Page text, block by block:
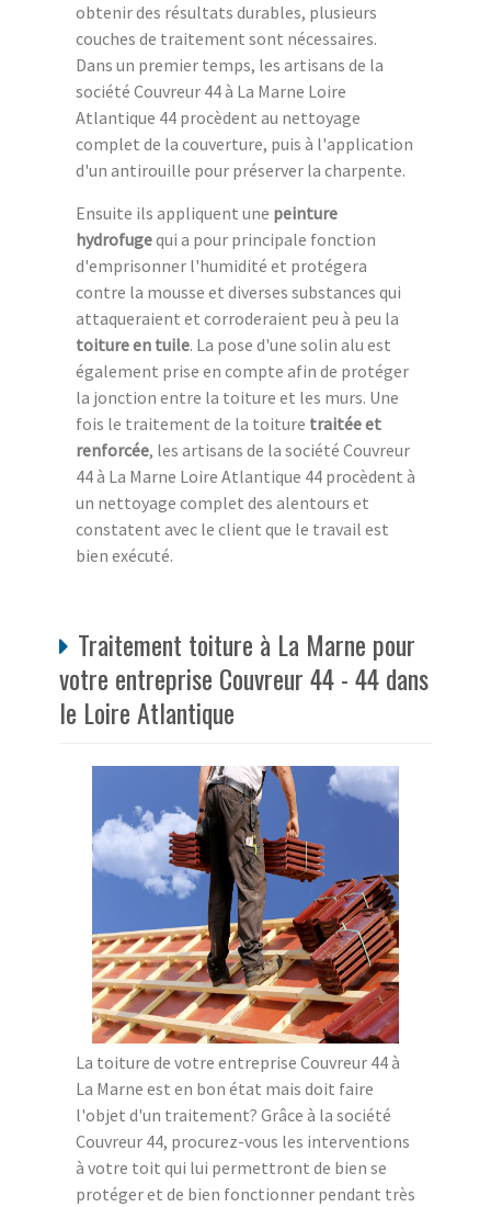
obtenir des résultats durables, plusieurs
couches de traitement sont nécessaires.
Dans un premier temps, les artisans de la
société Couvreur 44 à La Marne Loire
Atlantique 44 procèdent au nettoyage
complet de la couverture, puis à l'application
d'un antirouille pour préserver la charpente.
Ensuite ils appliquent une peinture
hydrofugequi a pour principale fonction
d'emprisonner l'humidité et protégera
contre la mousse et diverses substances qui
attaqueraient et corroderaient peu à peu la
toiture en tuile. La pose d'une solin alu est
également prise en compte afin de protéger
la jonction entre la toiture et les murs. Une
fois le traitement de la toiture traitée et
renforcée, les artisans de la société Couvreur
44 à La Marne Loire Atlantique 44 procèdent à
un nettoyage complet des alentours et
constatent avec le client que le travail est
bien exécuté.
Traitement toiture à La Marne pour
votre entreprise Couvreur 44 - 44 dans
le Loire Atlantique
La toiture de votre entreprise Couvreur 44 à
La Marne est en bon état mais doit faire
l'objet d'un traitement? Grâce à la société
Couvreur 44, procurez-vous les interventions
à votre toit qui lui permettront de bien se
protéger et de bien fonctionner pendant très